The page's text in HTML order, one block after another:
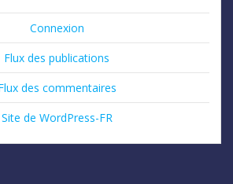
Connexion
Flux des publications
des commentaires
Site de WordPress-FR